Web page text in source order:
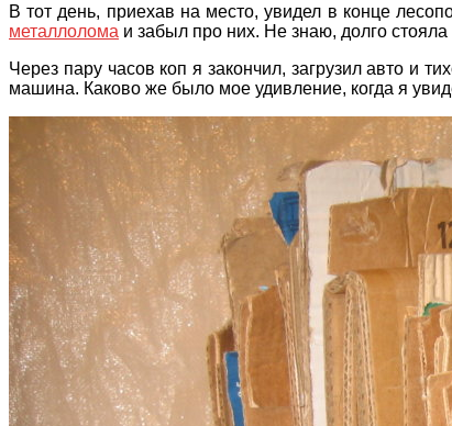
В тот день, приехав на место, увидел в конце
металлолома и забыл про них. Не знаю, долго
Через пару часов коп я закончил, загрузил авто и
машина. Каково же было мое удивление, когда я